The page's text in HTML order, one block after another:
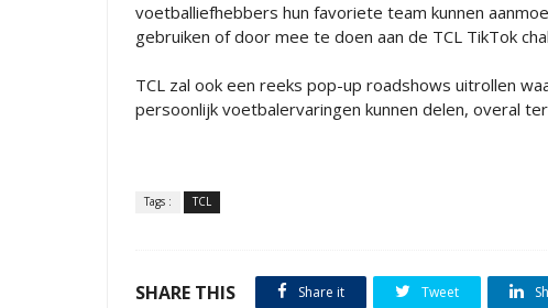
voetballiefhebbers hun favoriete team kunnen
gebruiken of door mee te doen aan de TCL TikTok
TCL zal ook een reeks pop-up roadshows uitrollen
persoonlijk voetbalervaringen kunnen delen, overal
Tags : TCL
SHARE THIS Share it Tweet